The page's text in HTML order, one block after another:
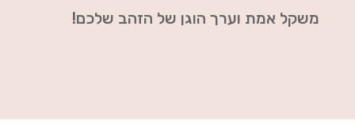
משקל אמת וערך הוגן של הזהב שלכם!